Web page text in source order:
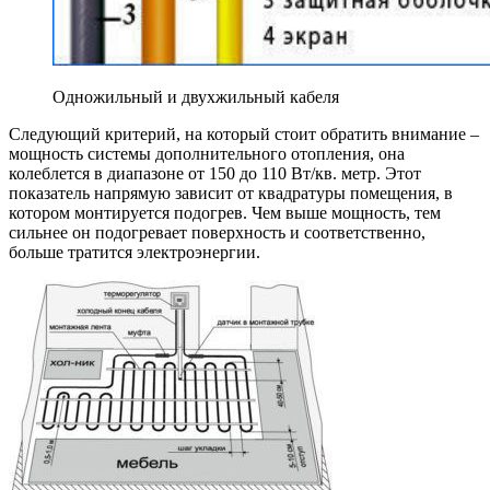
Одножильный и двухжильный кабеля
Следующий критерий, на который стоит обратить внимание –
мощность системы дополнительного отопления, она
колеблется в диапазоне от 150 до 110 Вт/кв. метр. Этот
показатель напрямую зависит от квадратуры помещения, в
котором монтируется подогрев. Чем выше мощность, тем
сильнее он подогревает поверхность и соответственно,
больше тратится электроэнергии.